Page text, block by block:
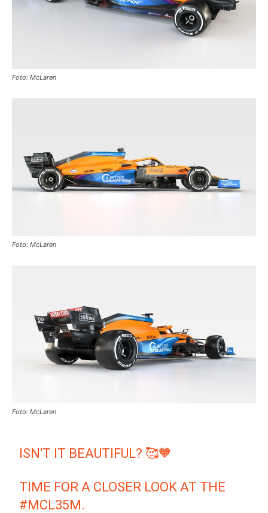
Foto: McLaren
Foto: McLaren
Foto: McLaren
ISN'T IT BEAUTIFUL? 🥰🧡
TIME FOR A CLOSER LOOK AT THE
#MCL35M.